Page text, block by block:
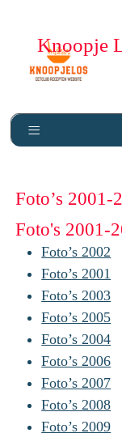
Knoopje
Foto’s 2001-
Foto's 2001-
Foto’s 2002
Foto’s 2001
Foto’s 2003
Foto’s 2005
Foto’s 2004
Foto’s 2006
Foto’s 2007
Foto’s 2008
Foto’s 2009